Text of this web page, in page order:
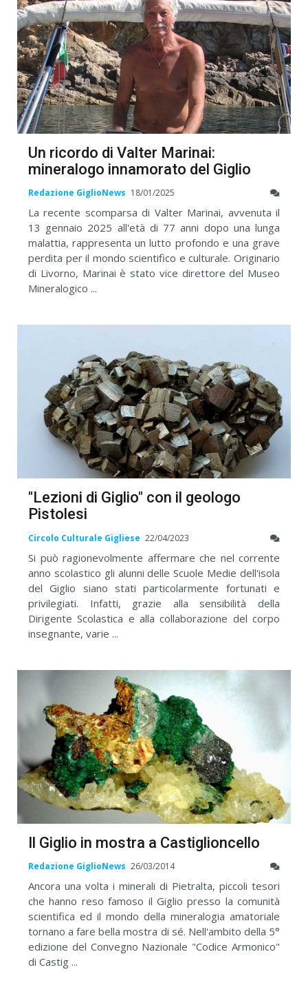
Un ricordo di Valter Marinai:
mineralogo innamorato del Giglio
Redazione GiglioNews 18/01/2025
La recente scomparsa di Valter Marinai, avvenuta il
13 gennaio 2025 all'età di 77 anni dopo una lunga
malattia, rappresenta un lutto profondo e una grave
perdita per il mondo scientifico e culturale. Originario
di Livorno, Marinai è stato vice direttore del Museo
Mineralogico ...
"Lezioni di Giglio" con il geologo
Pistolesi
Circolo Culturale Gigliese 22/04/2023
Si può ragionevolmente affermare che nel corrente
anno scolastico gli alunni delle Scuole Medie dell'isola
del Giglio siano stati particolarmente fortunati e
privilegiati. Infatti, grazie alla sensibilità della
Dirigente Scolastica e alla collaborazione del corpo
insegnante, varie ...
Il Giglio in mostra a Castiglioncello
Redazione GiglioNews 26/03/2014
Ancora una volta i minerali di Pietralta, piccoli tesori
che hanno reso famoso il Giglio presso la comunità
scientifica ed il mondo della mineralogia amatoriale
tornano a fare bella mostra di sé. Nell'ambito della 5°
edizione del Convegno Nazionale "Codice Armonico"
di Castig ...